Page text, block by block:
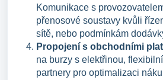
Komunikace s
přenosové soustavy kvůli
sítě, nebo podmínkám
Propojení s obchodními
na burzy s elektřinou,
partnery pro optimalizaci